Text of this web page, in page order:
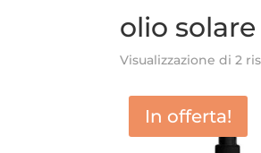
olio solare
Visualizzazione di 2
In offerta!